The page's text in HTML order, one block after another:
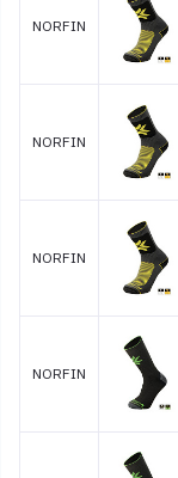
NORFIN
NORFIN
NORFIN
NORFIN